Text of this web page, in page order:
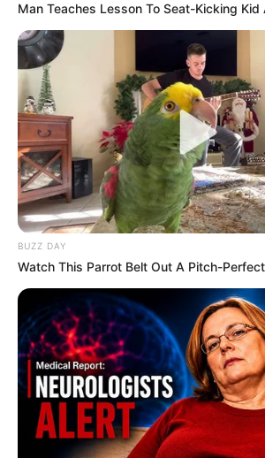
Japan's Oldest Doctors Say
Just Stop Eating These 3 Foods
NEUROMIND PRO
CVS Hides This $1 Generic Viagra -
It's Really In.
FRIDAY PLANS
Man Teaches Lesson To Seat-Kicking Kid
BUZZ DAY
Watch This Parrot Belt Out A Pitch-